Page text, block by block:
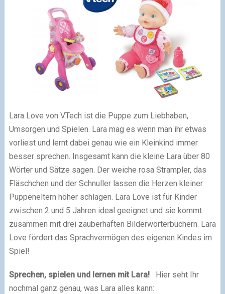
Lara Love von VTech ist die Puppe zum Liebhaben,
Umsorgen und Spielen. Lara mag es wenn man ihr etwas
vorliest und lernt dabei genau wie ein Kleinkind immer
besser sprechen. Insgesamt kann die kleine Lara über 80
Wörter und Sätze sagen. Der weiche rosa Strampler, das
Fläschchen und der Schnuller lassen die Herzen kleiner
Puppeneltern höher schlagen. Lara Love ist für Kinder
zwischen 2 und 5 Jahren ideal geeignet und sie kommt
zusammen mit drei zauberhaften Bilderwörterbüchern. Lara
Love fördert das Sprachvermögen des eigenen Kindes im
Spiel!
Sprechen, spielen und lernen mit Lara!Hier seht Ihr
nochmal ganz genau, was Lara alles kann: